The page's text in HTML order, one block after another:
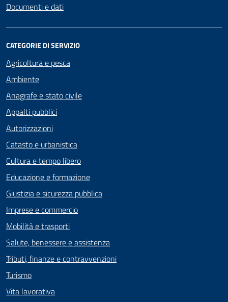
Documenti e dati
CATEGORIE DI SERVIZIO
Agricoltura e pesca
Ambiente
Anagrafe e stato civile
Appalti pubblici
Autorizzazioni
Catasto e urbanistica
Cultura e tempo libero
Educazione e formazione
Giustizia e sicurezza pubblica
Imprese e commercio
Mobilità e trasporti
Salute, benessere e assistenza
Tributi, finanze e contravvenzioni
Turismo
Vita lavorativa